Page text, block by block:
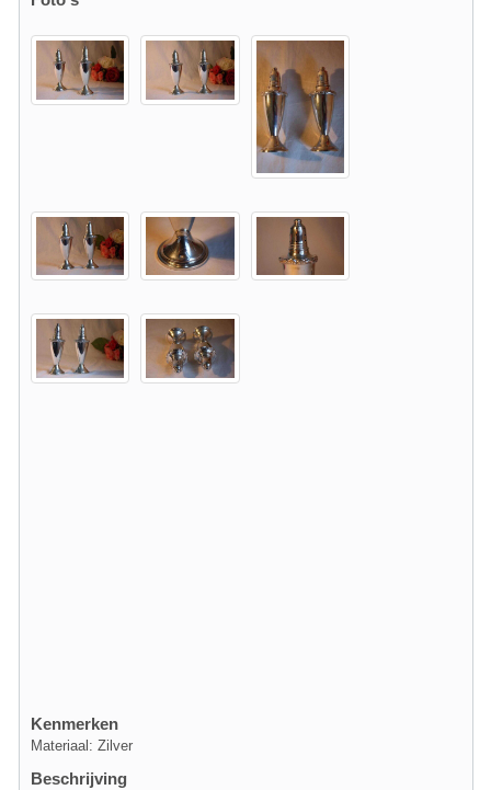
Kenmerken
Materiaal: Zilver
Beschrijving